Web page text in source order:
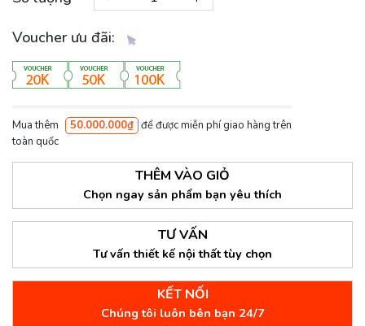
Voucher ưu đãi:
Mua thêm 50.000.000₫ để được miễn phí giao hàng trên
toàn quốc
THÊM VÀO GIỎ
Chọn ngay sản phẩm bạn yêu thích
TƯ VẤN
Tư vấn thiết kế nội thất tùy chọn
KẾT NỐI
Chúng tôi luôn bên bạn 24/7